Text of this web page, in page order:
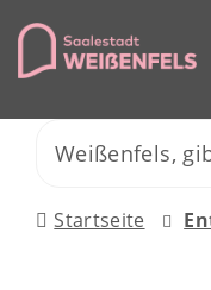
Startseite